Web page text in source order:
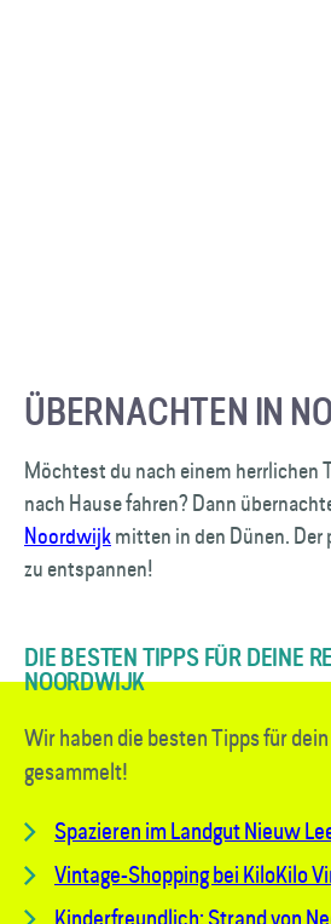
ÜBERNACHTEN IN
Möchtest du nach einem herrlichen
nach Hause fahren? Dann
Noordwijkmitten in den Dünen.
zu entspannen!
DIE BESTEN TIPPS FÜR DEINE
NOORDWIJK
Wir haben die besten Tipps für
gesammelt!
Spazieren im Landgut Nieuw
Vintage-Shopping bei KiloKilo